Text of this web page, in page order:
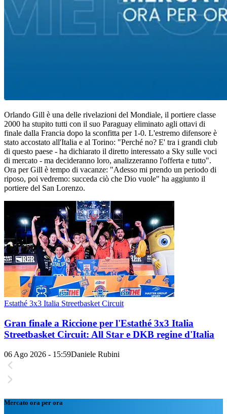
Orlando Gill è una delle rivelazioni del Mondiale, il portiere classe
2000 ha stupito tutti con il suo Paraguay eliminato agli ottavi di
finale dalla Francia dopo la sconfitta per 1-0. L'estremo difensore è
stato accostato all'Italia e al Torino: "Perché no? E' tra i grandi club
di questo paese - ha dichiarato il diretto interessato a Sky sulle voci
di mercato - ma decideranno loro, analizzeranno l'offerta e tutto".
Ora per Gill è tempo di vacanze: "Adesso mi prendo un periodo di
riposo, poi vedremo: succeda ciò che Dio vuole" ha aggiunto il
portiere del San Lorenzo.
Estathé 3x3 Italia Streetbasket Circuit
Gran finale a Riccione per l'Estathé 3x3 Italia
Streetbasket Circuit: All Star e DKB regine d'Italia
06 Ago 2026 - 15:59Daniele Rubini
Mercato ora per ora